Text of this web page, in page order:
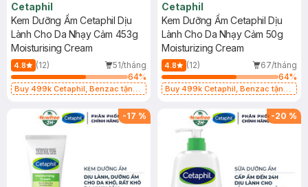
Cetaphil
Kem Dưỡng Ẩm Cetaphil Dịu
Lành Cho Da Nhạy Cảm 453g
Moisturising Cream
4.8 (12)
51/tháng
64%
Buy 499k Cetaphil, Benzac tặng
Cetaphil
Kem Dưỡng Ẩm Cetaphil Dịu
Lành Cho Da Nhạy Cảm 50g
Moisturizing Cream
4.8 (12)
67/tháng
64%
Buy 499k Cetaphil, Benzac tặng
-17 % -20 %